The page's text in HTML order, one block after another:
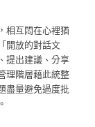
相互悶在心裡猶
開放的對話文
提出建議、分享
理階層藉此統整
盡量避免過度批